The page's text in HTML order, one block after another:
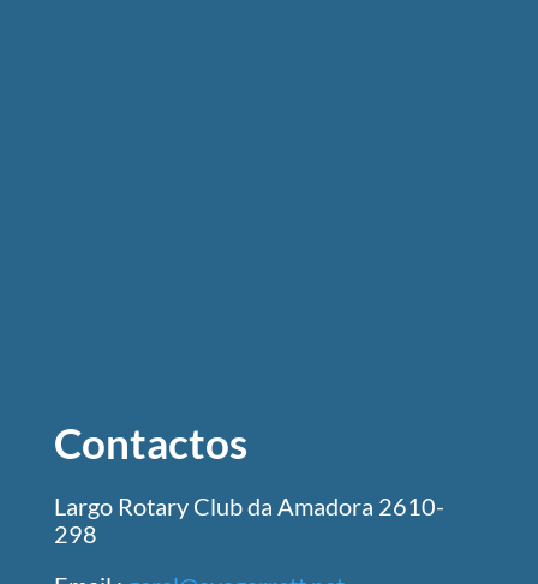
Contactos
Largo Rotary Club da Amadora 2610-
298